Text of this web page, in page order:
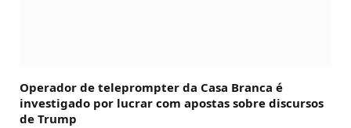
Operador de teleprompter da Casa Branca é
investigado por lucrar com apostas sobre discursos
de Trump